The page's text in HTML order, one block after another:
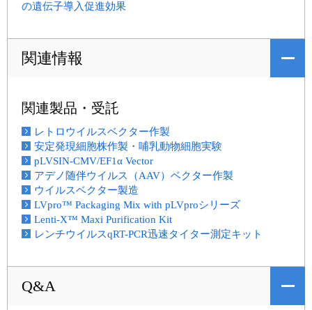
の遺伝子導入促進効果
関連情報
関連製品・受託
レトロウイルスベクター作製
安定発現細胞株作製・哺乳動物細胞実験
pLVSIN-CMV/EF1α Vector
アデノ随伴ウイルス（AAV）ベクター作製
ウイルスベクター製造
LVpro™ Packaging Mix with pLVproシリーズ
Lenti-X™ Maxi Purification Kit
レンチウイルスqRT-PCR迅速タイター測定キット
Q&A